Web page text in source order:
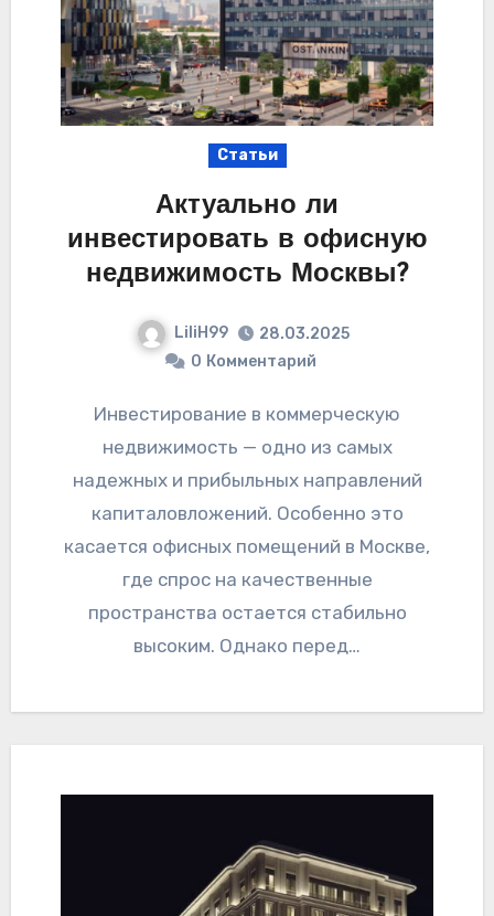
Статьи
Актуально ли
инвестировать в офисную
недвижимость Москвы?
LiliH99
28.03.2025
0 Комментарий
Инвестирование в коммерческую
недвижимость — одно из самых
надежных и прибыльных направлений
капиталовложений. Особенно это
касается офисных помещений в Москве,
где спрос на качественные
пространства остается стабильно
высоким. Однако перед…